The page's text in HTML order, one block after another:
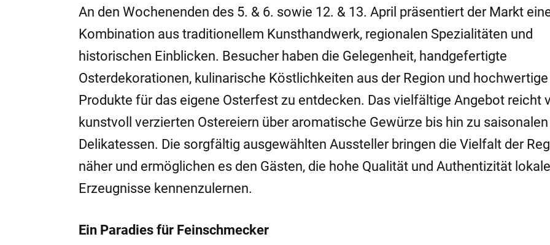
An den Wochenenden des 5. & 6. sowie 12. & 13. April präsentiert der Markt
Kombination aus traditionellem Kunsthandwerk, regionalen Spezialitäten und
historischen Einblicken. Besucher haben die Gelegenheit, handgefertigte
Osterdekorationen, kulinarische Köstlichkeiten aus der Region und hochwertige
Produkte für das eigene Osterfest zu entdecken. Das vielfältige Angebot reicht
kunstvoll verzierten Ostereiern über aromatische Gewürze bis hin zu saisonalen
Delikatessen. Die sorgfältig ausgewählten Aussteller bringen die Vielfalt der
näher und ermöglichen es den Gästen, die hohe Qualität und Authentizität
Erzeugnisse kennenzulernen.
Ein Paradies für Feinschmecker